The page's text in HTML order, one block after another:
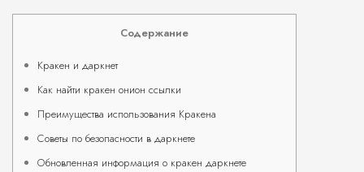
Содержание
Кракен и даркнет
Как найти кракен онион ссылки
Преимущества использования Кракена
Советы по безопасности в даркнете
Обновленная информация о кракен даркнете